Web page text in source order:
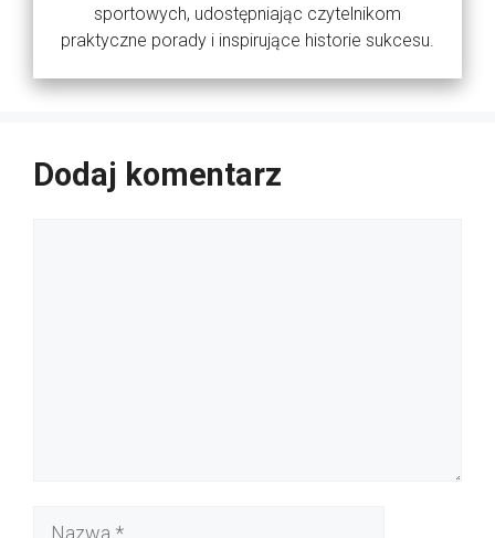
sportowych, udostępniając czytelnikom
praktyczne porady i inspirujące historie sukcesu.
Dodaj komentarz
Nazwa